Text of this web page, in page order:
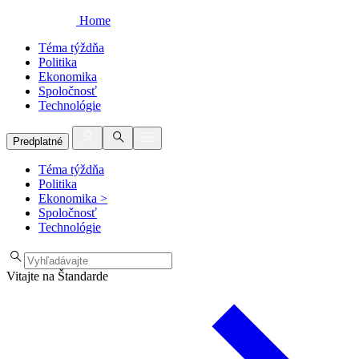
Home
Téma týždňa
Politika
Ekonomika
Spoločnosť
Technológie
Predplatné
Téma týždňa
Politika
Ekonomika >
Spoločnosť
Technológie
Vitajte na Štandarde